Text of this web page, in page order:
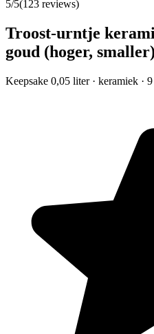
5/5(123 reviews)
Troost-urntje
goud (hoger, smaller)
Keepsake 0,05 liter · keramiek ·